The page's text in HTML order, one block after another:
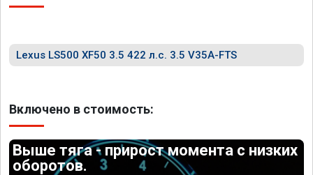
Lexus LS500 XF50 3.5 422 л.с. 3.5 V35A-FTS
Включено в стоимость:
Выше тяга - прирост момента с низких
оборотов.